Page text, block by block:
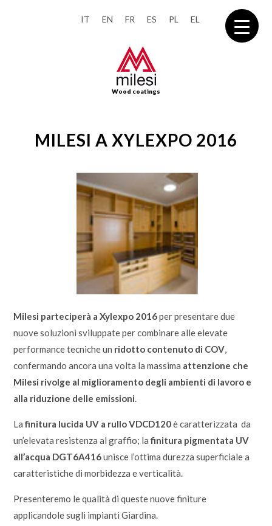
IT EN FR ES PL EL
Wood coatings
MILESI A XYLEXPO 2016
Milesi parteciperà a Xylexpo 2016per presentare due
nuove soluzioni sviluppate per combinare alle elevate
performance tecniche un ridotto contenuto di COV,
confermando ancora una volta la massima attenzione che
Milesi rivolge al miglioramento degli ambienti di lavoro e
alla riduzione delle emissioni.
Lafinitura lucida UV a rulloVDCD120è caratterizzata da
un’elevata resistenza al graffio; lafinitura pigmentata UV
all’acqua DGT6A416unisce l’ottima durezza superficiale a
caratteristiche di morbidezza e verticalità.
Presenteremo le qualità di queste nuove finiture
applicandole sugli impianti Giardina.